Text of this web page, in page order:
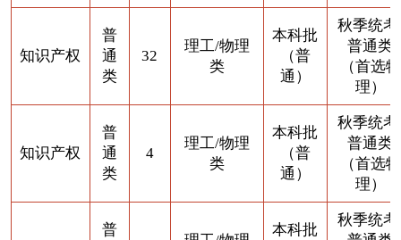
知识产权
普
通
类
32
理工/物理
类
本科批
（普
通）
秋季统
普通类
（首选物
理）
知识产权
普
通
类
4
理工/物理
类
本科批
（普
通）
秋季统
普通类
（首选物
理）
普
本科批
秋季统